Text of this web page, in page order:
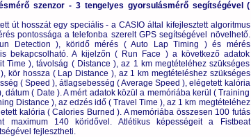
szenzor - 3 tengelyes gyorsulásmérő segítségével (
út hosszát egy speciális - a CASIO által kifejlesztett algoritmus
pontossága a telefonba szerelt GPS segítségével növelhető.
Detection ), köridő mérés ( Auto Lap Timing ) és mérés
bekapcsolható. A kijelzőn ( Run Face ) a következő adatok
Time ), távolság ( Distance ), az 1 km megtételéhez szükséges
kör hossza ( Lap Distance ), az 1 km megtételéshez szükséges
( Speed ), átlagsebesség ( Average Speed ), elégetett kalória
dátum ( Date ). A mért adatok közül a memóriába kerül ( Training
Distance ), az edzés idő ( Travel Time ), az 1 km megtételéhez
kalória ( Calories Burned ). A memóriába összesen 100 futás
maximum 140 köridővel. Atlétikus képességeit a Fistbeat
fejlesztheti.